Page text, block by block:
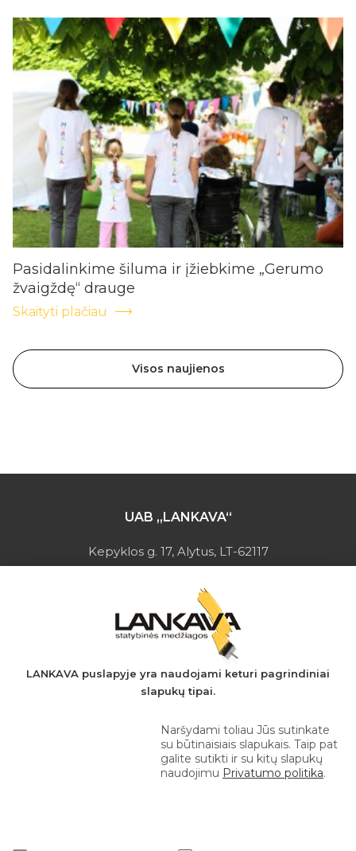
Pasidalinkime šiluma ir įžiebkime „Gerumo
žvaigždę“ drauge
Skaityti plačiau
Visos naujienos
UAB „LANKAVA“
Kepyklos g. 17, Alytus, LT-62117
Įmonės kodas: 149728275
PVM mokėtojo kodas: LT497282716
A.s.: LT037044060001923651
AB SEB bankas
+370 610 42 222
LANKAVA puslapyje yra naudojami keturi pagrindiniai
slapukų tipai.
Naršydami toliau Jūs sutinkate
su būtinaisiais slapukais. Taip pat
galite sutikti ir su kitų slapukų
naudojimu Privatumo politika.